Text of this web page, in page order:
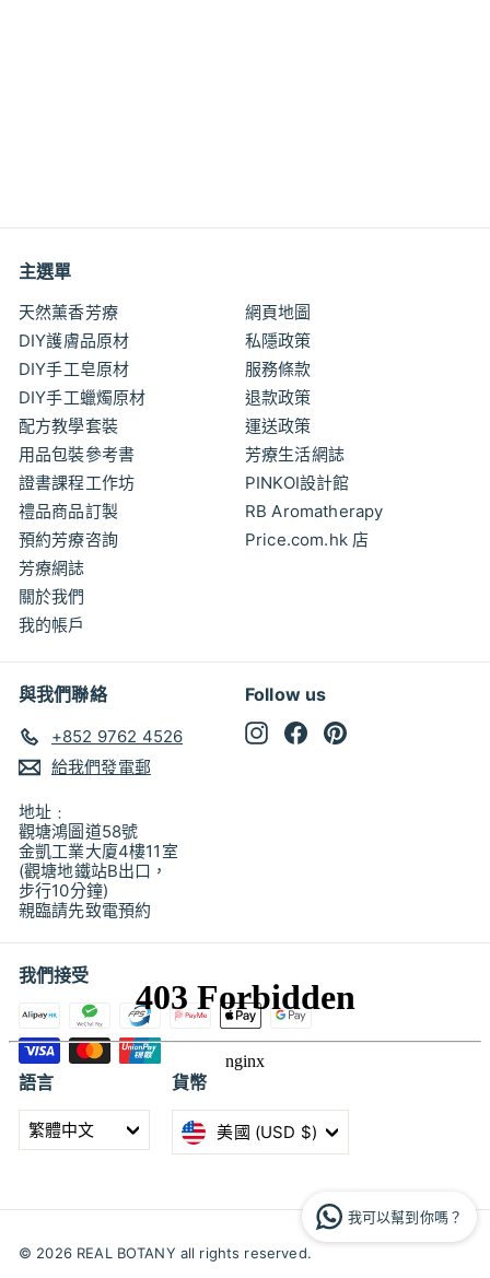
0
主選單
天然薰香芳療
DIY護膚品原材
DIY手工皂原材
DIY手工蠟燭原材
配方教學套裝
用品包裝參考書
證書課程工作坊
禮品商品訂製
預約芳療咨詢
芳療網誌
關於我們
我的帳戶
網頁地圖
私隱政策
服務條款
退款政策
運送政策
芳療生活網誌
PINKOI設計館
RB Aromatherapy
Price.com.hk 店
與我們聯絡
+852 9762 4526
給我們發電郵
地址﹕
觀塘鴻圖道58號
金凱工業大廈4樓11室
(觀塘地鐵站B出口，
步行10分鐘)
親臨請先致電預約
Follow us
InstagramFacebook
我們接受
語言
繁體中文
貨幣
美國 (USD $)
© 2026 REAL BOTANY all rights reserved.
我可以幫到你嗎？